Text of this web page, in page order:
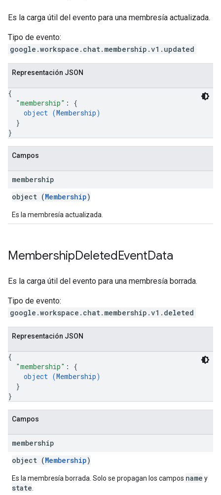
Es la carga útil del evento para una membresía actualizada.
Tipo de evento:
google.workspace.chat.membership.v1.updated
Representación JSON
{
"membership" : {
object (Membership)
}
}
Campos
membership
object (Membership)
Es la membresía actualizada.
MembershipDeletedEventData
Es la carga útil del evento para una membresía borrada.
Tipo de evento:
google.workspace.chat.membership.v1.deleted
Representación JSON
{
"membership" : {
object (Membership)
}
}
Campos
membership
object (Membership)
Es la membresía borrada. Solo se propagan los campos name y
state